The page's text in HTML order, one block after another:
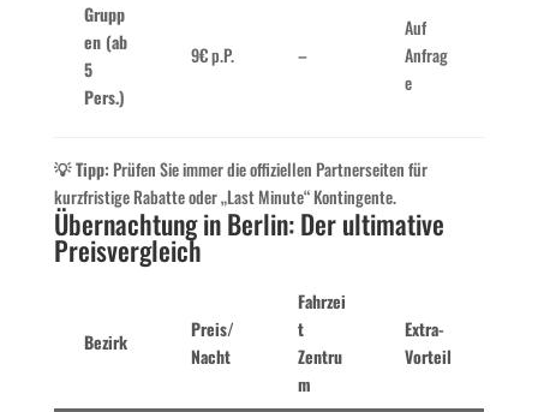
Grupp
en (ab
5
Pers.)
9€ p.P. –
Auf
Anfrag
e
💡 Tipp: Prüfen Sie immer die offiziellen Partnerseiten für
kurzfristige Rabatte oder „Last Minute“ Kontingente.
Übernachtung in Berlin: Der ultimative
Preisvergleich
Bezirk
Preis/
Nacht
Fahrzei
t
Zentru
m
Extra-
Vorteil